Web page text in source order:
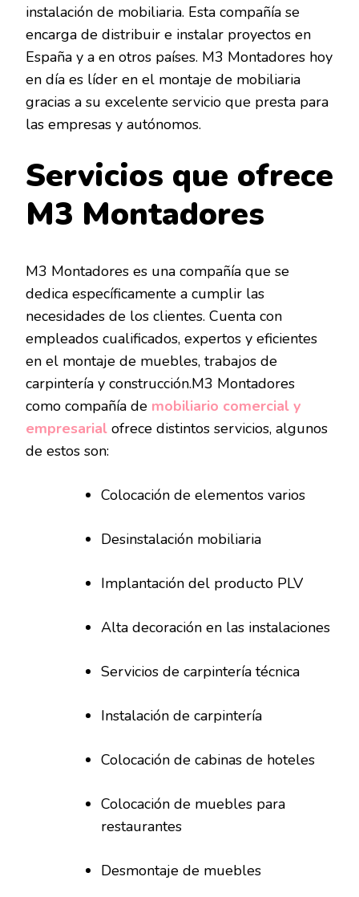
instalación de mobiliaria. Esta compañía se
encarga de distribuir e instalar proyectos en
España y a en otros países. M3 Montadores hoy
en día es líder en el montaje de mobiliaria
gracias a su excelente servicio que presta para
las empresas y autónomos.
Servicios que ofrece
M3 Montadores
M3 Montadores es una compañía que se
dedica específicamente a cumplir las
necesidades de los clientes. Cuenta con
empleados cualificados, expertos y eficientes
en el montaje de muebles, trabajos de
carpintería y construcción.M3 Montadores
como compañía de mobiliario comercial y
empresarial ofrece distintos servicios, algunos
de estos son:
Colocación de elementos varios
Desinstalación mobiliaria
Implantación del producto PLV
Alta decoración en las instalaciones
Servicios de carpintería técnica
Instalación de carpintería
Colocación de cabinas de hoteles
Colocación de muebles para
restaurantes
Desmontaje de muebles